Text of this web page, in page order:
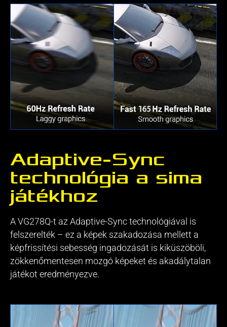
Adaptive-Sync
technológia a sima
játékhoz
A VG278Q-t az Adaptive-Sync technológiával is
felszerelték – ez a képek szakadozása mellett a
képfrissítési sebesség ingadozását is kiküszöböli,
zökkenőmentesen mozgó képeket és akadálytalan
játékot eredményezve.